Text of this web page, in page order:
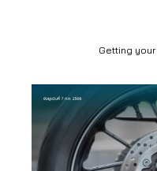
Getting your